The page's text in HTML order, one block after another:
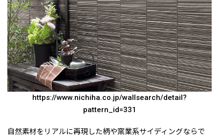
https://www.nichiha.co.jp/wallsearch/detail?
pattern_id=331
自然素材をリアルに再現した柄や窯業系サイディングならで